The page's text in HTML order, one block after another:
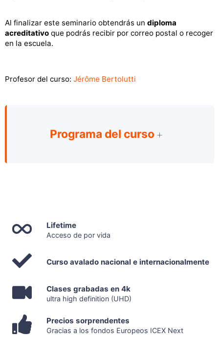
Al finalizar este seminario obtendrás un diploma
acreditativo que podrás recibir por correo postal o recoger
en la escuela.
Profesor del curso: Jérôme Bertolutti
Programa del curso
Lifetime
Acceso de por vida
Curso avalado nacional e internacionalmente
Clases grabadas en 4k
ultra high definition (UHD)
Precios sorprendentes
Gracias a los fondos Europeos ICEX Next